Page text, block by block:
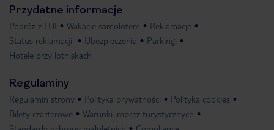
Przydatne informacje
Podróż z TUI Wakacje samolotem
Reklamacje
Status reklamacji
Ubezpieczenia
Parkingi
Hotele przy lotniskach
Regulaminy
Regulamin strony Polityka prywatności
Polityka cookies
Bilety czarterowe
Warunki imprez turystycznych